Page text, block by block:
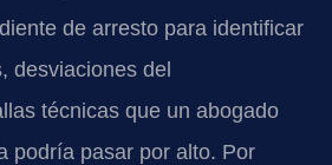
de arresto para identificar
desviaciones del
técnicas que un abogado
podría pasar por alto. Por